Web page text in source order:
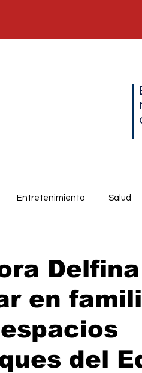
Entretenimiento Salud
Delfina
en
del